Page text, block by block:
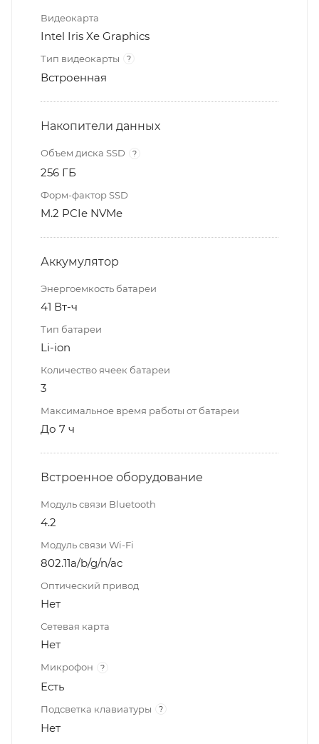
Видеокарта
Intel Iris Xe Graphics
Тип видеокарты ?
Встроенная
Накопители данных
Объем диска SSD ?
256 ГБ
Форм-фактор SSD
M.2 PCIe NVMe
Аккумулятор
Энергоемкость батареи
41 Вт-ч
Тип батареи
Li-ion
Количество ячеек батареи
3
Максимальное время работы от батареи
До 7 ч
Встроенное оборудование
Модуль связи Bluetooth
4.2
Модуль связи Wi-Fi
802.11a/b/g/n/ac
Оптический привод
Нет
Сетевая карта
Нет
Микрофон ?
Есть
Подсветка клавиатуры ?
Нет